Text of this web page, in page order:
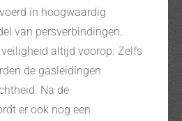
in hoogwaardig
van persverbindingen.
altijd voorop. Zelfs
de gasleidingen
Na de
er ook nog een